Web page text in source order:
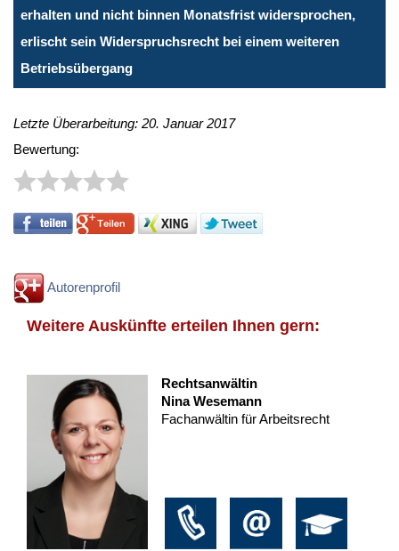
erhalten und nicht binnen Monatsfrist widersprochen,
erlischt sein Widerspruchsrecht bei einem weiteren
Betriebsübergang
Letzte Überarbeitung: 20. Januar 2017
Bewertung:
Autorenprofil
Weitere Auskünfte erteilen Ihnen gern:
Rechtsanwältin
Nina Wesemann
Fachanwältin für Arbeitsrecht